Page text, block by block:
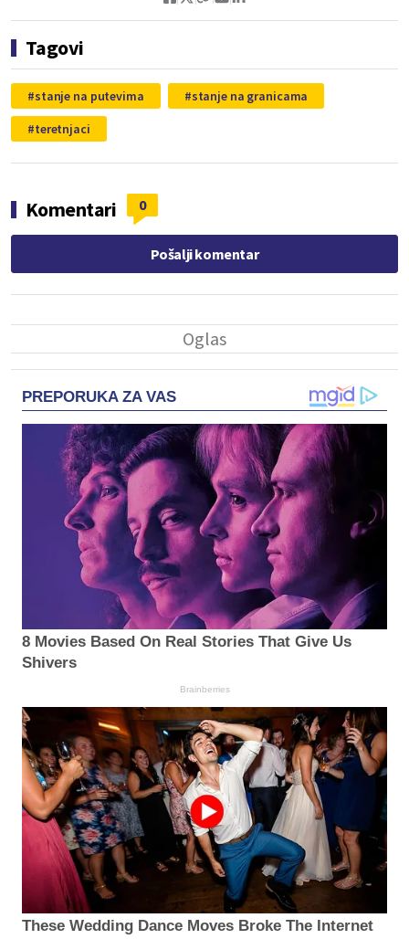
Tagovi
stanje na putevima
stanje na granicama
teretnjaci
Komentari 0
Pošalji komentar
PREPORUKA ZA VAS
8 Movies Based On Real Stories That Give Us
Shivers
Brainberries
These Wedding Dance Moves Broke The Internet